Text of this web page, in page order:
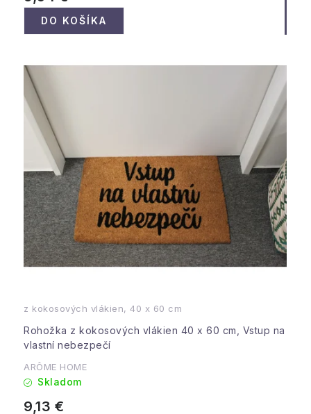
DO KOŠÍKA
z kokosových vlákien, 40 x 60 cm
Rohožka z kokosových vlákien 40 x 60 cm, Vstup na
vlastní nebezpečí
ARÔME HOME
Skladom
9,13 €